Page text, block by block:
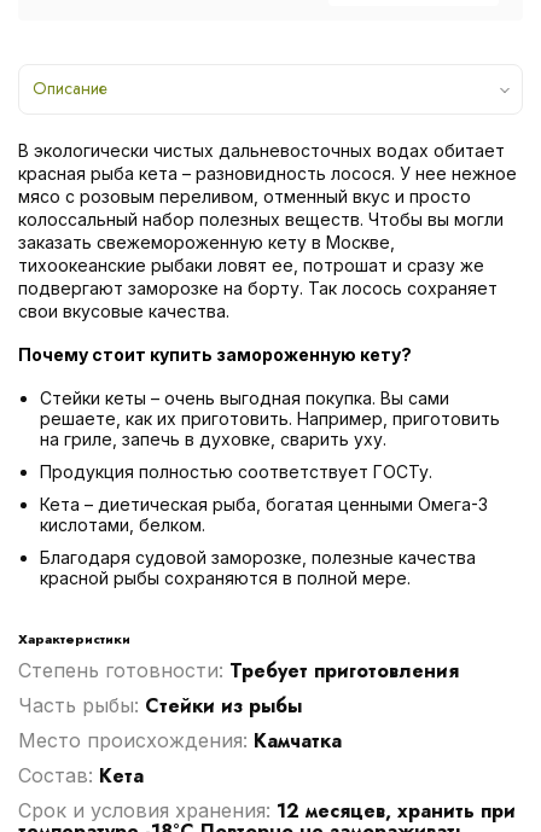
Описание
В экологически чистых дальневосточных водах обитает
красная рыба кета – разновидность лосося. У нее нежное
мясо с розовым переливом, отменный вкус и просто
колоссальный набор полезных веществ. Чтобы вы могли
заказать свежемороженную кету в Москве,
тихоокеанские рыбаки ловят ее, потрошат и сразу же
подвергают заморозке на борту. Так лосось сохраняет
свои вкусовые качества.
Почему стоит купить замороженную кету?
Стейки кеты – очень выгодная покупка. Вы сами
решаете, как их приготовить. Например, приготовить
на гриле, запечь в духовке, сварить уху.
Продукция полностью соответствует ГОСТу.
Кета – диетическая рыба, богатая ценными Омега-3
кислотами, белком.
Благодаря судовой заморозке, полезные качества
красной рыбы сохраняются в полной мере.
Характеристики
Степень готовности: Требует приготовления
Часть рыбы: Стейки из рыбы
Место происхождения: Камчатка
Cостав: Кета
Срок и условия хранения: 12 месяцев, хранить при